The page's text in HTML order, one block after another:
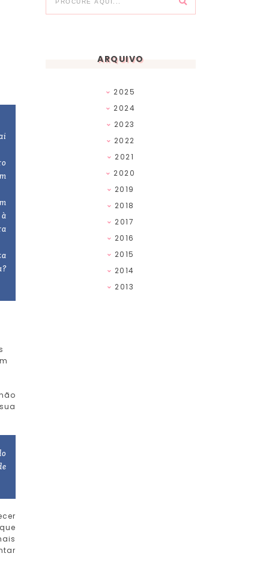
ARQUIVO
2025
2024
2023
2022
2021
2020
2019
2018
2017
2016
2015
2014
2013